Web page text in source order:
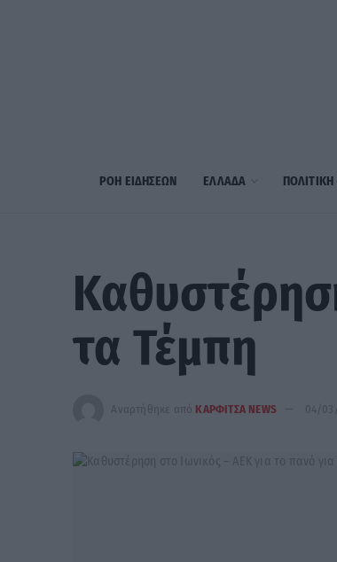
ΡΟΗ ΕΙΔΗΣΕΩΝ ΕΛΛΑΔΑ
τα Τέμπη
Αναρτήθηκε από ΚΑΡΦΙΤΣΑ NEWS 04/03/